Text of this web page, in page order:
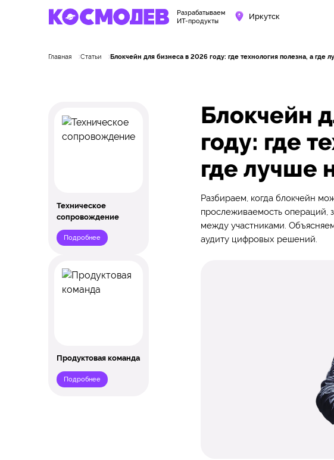
Разрабатываем
ИТ-продукты
Иркутск
Главная Статьи Блокчейн для бизнеса в 2026 году: где технология полезна, а где
Техническое
сопровождение
Подробнее
Продуктовая команда
Подробнее
Блокчейн
году: где
где лучше
Разбираем, когда блокчейн
прослеживаемость операций,
между участниками.
аудиту цифровых решений.